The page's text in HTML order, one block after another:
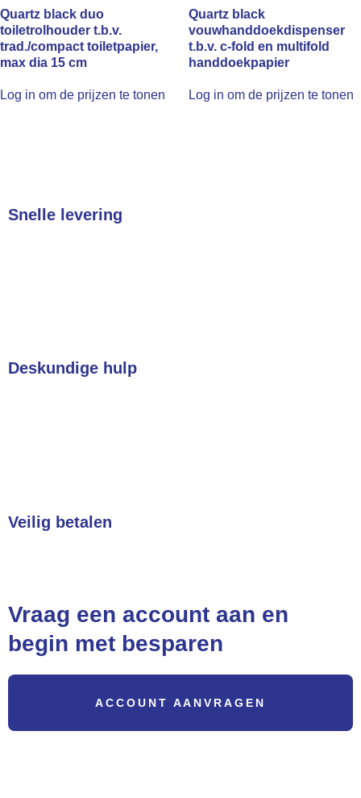
Quartz black duo
toiletrolhouder t.b.v.
trad./compact toiletpapier,
max dia 15 cm
Log in om de prijzen te tonen
Quartz black
vouwhanddoekdispenser
t.b.v. c-fold en multifold
handdoekpapier
Log in om de prijzen te tonen
Snelle levering
Deskundige hulp
Veilig betalen
Vraag een account aan en
begin met besparen
ACCOUNT AANVRAGEN